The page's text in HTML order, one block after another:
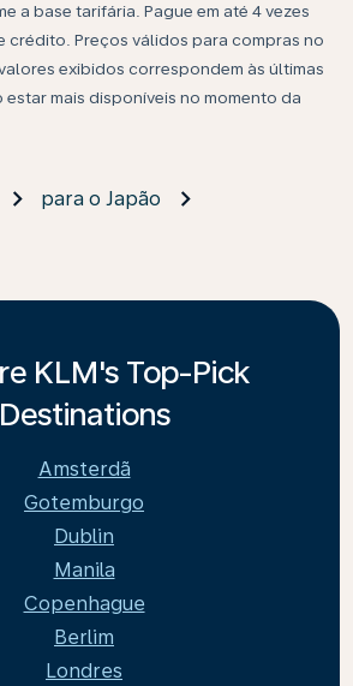
a base tarifária. Pague em até 4 vezes
crédito. Preços válidos para compras no
valores exibidos correspondem às últimas
mais disponíveis no momento da
para o Japão
KLM's Top-Pick
Destinations
Amsterdã
Gotemburgo
Dublin
Manila
Copenhague
Berlim
Londres